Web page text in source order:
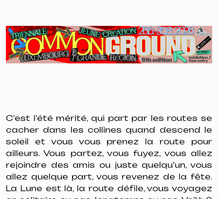
C’est l’été mérité, qui part par les routes se
cacher dans les collines quand descend le
soleil et vous vous prenez la route pour
ailleurs. Vous partez, vous fuyez, vous allez
rejoindre des amis ou juste quelqu’un, vous
allez quelque part, vous revenez de la fête.
La Lune est là, la route défile, vous voyagez